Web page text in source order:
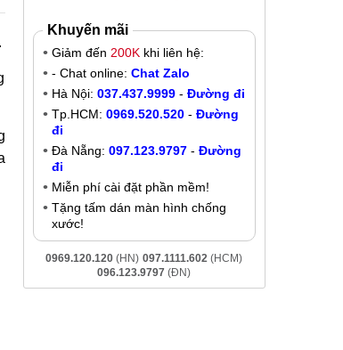
.
Khuyến mãi
Giảm đến 200Kkhi liên hệ:
- Chat online: Chat Zalo
Hà Nội: 037.437.9999- Đường đi
Tp.HCM: 0969.520.520- Đường
đi
Đà Nẵng: 097.123.9797- Đường
đi
Miễn phí cài đặt phần mềm!
Tặng tấm dán màn hình chống
xước!
0969.120.120 (HN) 097.1111.602 (HCM)
096.123.9797 (ĐN)